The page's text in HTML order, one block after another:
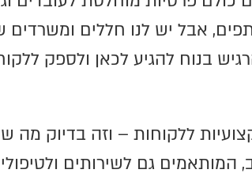
אבל יש לנו חללים
בנוח להגיע לכאן ולספק
ללקוחות – וזה בדיוק
המותאמים גם לשירותים